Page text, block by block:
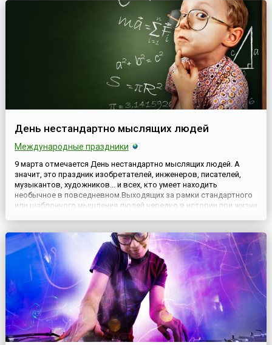
День нестандартно мыслящих людей
Международные праздники
9 марта отмечается День нестандартно мыслящих людей. А
значит, это праздник изобретателей, инженеров, писателей,
музыкантов, художников... и всех, кто умеет находить
необычное в повседневном.Выходящих за рамки стандартного
или шаблонного мышления людей нередко в истории при жизни
чудаками. ...